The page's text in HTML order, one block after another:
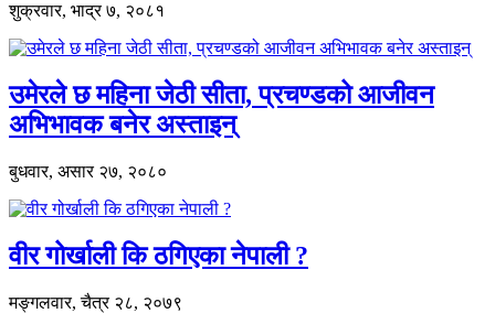
शुक्रवार, भाद्र ७, २०८१
उमेरले छ महिना जेठी सीता, प्रचण्डको आजीवन
अभिभावक बनेर अस्ताइन्
बुधवार, असार २७, २०८०
वीर गोर्खाली कि ठगिएका नेपाली ?
मङ्गलवार, चैत्र २८, २०७९